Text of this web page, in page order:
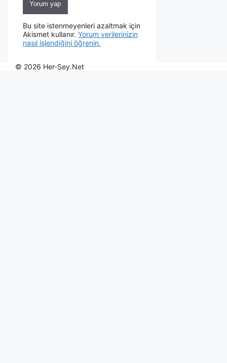
Bu site istenmeyenleri azaltmak için
Akismet kullanır. Yorum verilerinizin
nasıl işlendiğini öğrenin.
© 2026 Her-Sey.Net